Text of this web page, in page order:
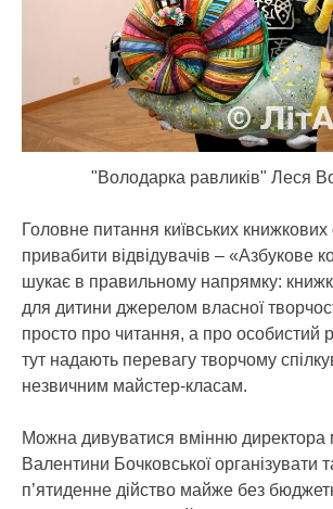
"Володарка равликів" Леся
Головне питання київських
привабити відвідувачів – «Азбукове
шукає в правильному напрямку:
для дитини джерелом власної
просто про читання, а про особистий
тут надають перевагу творчому
незвичним майстер-класам.
Можна дивуватися вмінню директора
Валентини Бочковської організувати
п’ятиденне дійство майже без